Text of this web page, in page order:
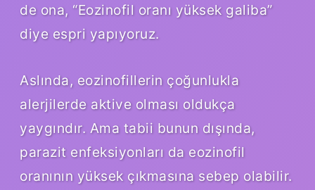
de ona, “Eozinofil oranı yüksek galiba”
diye espri yapıyoruz.
Aslında, eozinofillerin çoğunlukla
alerjilerde aktive olması oldukça
yaygındır. Ama tabii bunun dışında,
parazit enfeksiyonları da eozinofil
oranının yüksek çıkmasına sebep olabilir.